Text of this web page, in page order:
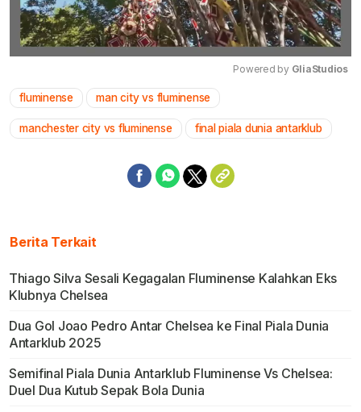
Powered by GliaStudios
fluminense man city vs fluminense
manchester city vs fluminense final piala dunia antarklub
Berita Terkait
Thiago Silva Sesali Kegagalan Fluminense Kalahkan Eks
Klubnya Chelsea
Dua Gol Joao Pedro Antar Chelsea ke Final Piala Dunia
Antarklub 2025
Semifinal Piala Dunia Antarklub Fluminense Vs Chelsea:
Duel Dua Kutub Sepak Bola Dunia